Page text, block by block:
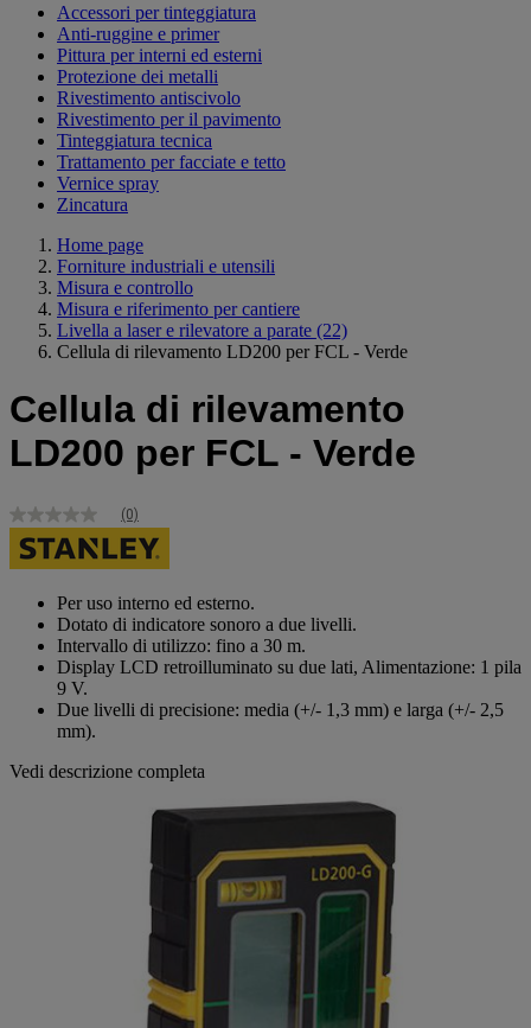
Accessori per tinteggiatura
Anti-ruggine e primer
Pittura per interni ed esterni
Protezione dei metalli
Rivestimento antiscivolo
Rivestimento per il pavimento
Tinteggiatura tecnica
Trattamento per facciate e tetto
Vernice spray
Zincatura
Home page
Forniture industriali e utensili
Misura e controllo
Misura e riferimento per cantiere
Livella a laser e rilevatore a parate (22)
Cellula di rilevamento LD200 per FCL - Verde
Cellula di rilevamento
LD200 per FCL - Verde
Nessuna
valutazione
Stesso
pagina.
(0)
Per uso interno ed esterno.
Dotato di indicatore sonoro a due livelli.
Intervallo di utilizzo: fino a 30 m.
Display LCD retroilluminato su due lati, Alimentazione: 1 pila
9 V.
Due livelli di precisione: media (+/- 1,3 mm) e larga (+/- 2,5
mm).
Vedi descrizione completa